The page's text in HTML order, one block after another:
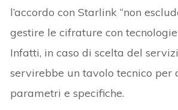
l’accordo con Starlink “non
gestire le cifrature con
Infatti, in caso di scelta del
servirebbe un tavolo tecnico per
parametri e specifiche.